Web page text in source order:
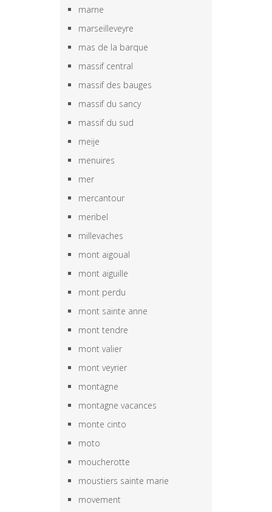
marne
marseilleveyre
mas de la barque
massif central
massif des bauges
massif du sancy
massif du sud
meije
menuires
mer
mercantour
meribel
millevaches
mont aigoual
mont aiguille
mont perdu
mont sainte anne
mont tendre
mont valier
mont veyrier
montagne
montagne vacances
monte cinto
moto
moucherotte
moustiers sainte marie
movement